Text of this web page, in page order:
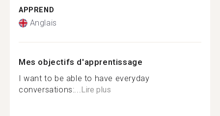
APPREND
Anglais
Mes objectifs d'apprentissage
I want to be able to have everyday
conversations:...Lire plus